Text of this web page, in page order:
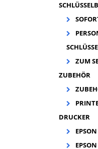
ZUM
ZUBEHÖR
DRUCKER